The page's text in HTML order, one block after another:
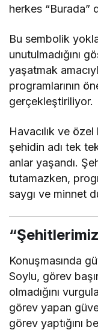
herkes “Burada”
Bu sembolik
unutulmadığını
yaşatmak
programlarının
gerçekleştiriliyor.
Havacılık ve
şehidin adı tek
anlar yaşandı.
tutamazken,
saygı ve minnet
“Şehitlerimiz
Konuşmasında
Soylu, görev
olmadığını
görev yapan
görev yaptığını